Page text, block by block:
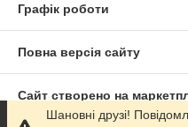
Графік роботи
Повна версія сайту
Сайт створено на
Шановні друзі!